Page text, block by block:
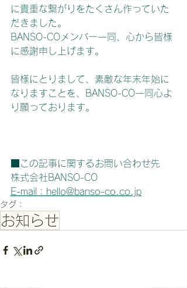
に貴重な繋がりをたくさん作っていた
だきました。
BANSO-COメンバー一同、心から皆様
に感謝申し上げます。
皆様にとりまして、素敵な年末年始に
なりますことを、BANSO-CO一同心よ
り願っております。
■この記事に関するお問い合わせ先
株式会社BANSO-CO
E-mail：hello@banso-co.co.jp
タグ：
お知らせ